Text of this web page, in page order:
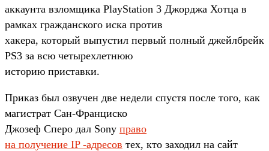
аккаунта взломщика PlayStation 3 Джорджа Хотца в
рамках гражданского иска против
хакера, который выпустил первый полный джейлбрейк
PS3 за всю четырехлетнюю
историю приставки.
Приказ был озвучен две недели спустя после того, как
магистрат Сан-Франциско
Джозеф Сперо дал Sony право
на получение IP -адресов тех, кто заходил на сайт